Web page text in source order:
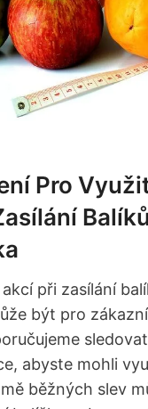
Pro
při zasílání
být pro
abyste mohli
běžných slev